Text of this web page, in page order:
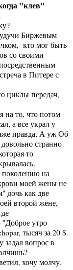
"клев"
Биржевым
кто мог быть
со своими
в Питере с
циклы передач,
на то, что потом
а все украл у
правда, А уж Об
странно
то
поколению на
моей жены не
дочь как две
второй жене,
"Доброе утро
тысяч за 20 $.
вопрос в
хочу молчу.